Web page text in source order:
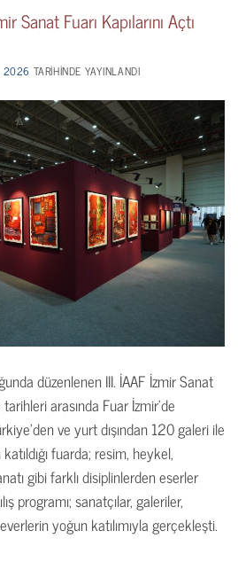
Sanat Fuarı Kapılarını Açtı
2026 TARIHINDE YAYINLANDI
düzenlenen III. İAAF İzmir Sanat
arasında Fuar İzmir’de
ve yurt dışından 120 galeri ile
fuarda; resim, heykel,
gibi farklı disiplinlerden eserler
programı; sanatçılar, galeriler,
yoğun katılımıyla gerçekleşti.